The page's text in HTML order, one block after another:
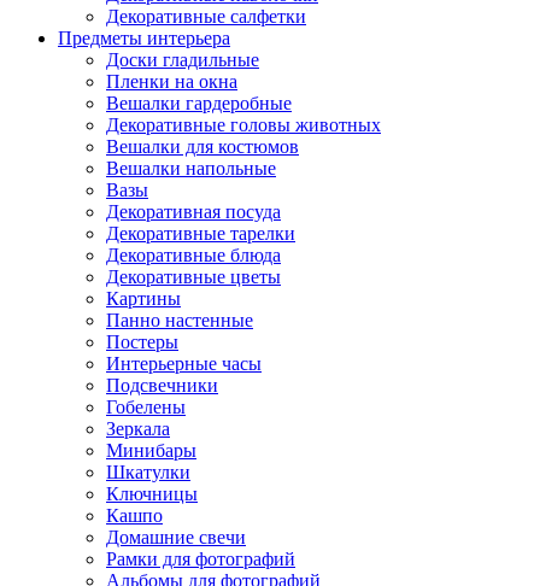
Декоративные салфетки
Предметы интерьера
Доски гладильные
Пленки на окна
Вешалки гардеробные
Декоративные головы животных
Вешалки для костюмов
Вешалки напольные
Вазы
Декоративная посуда
Декоративные тарелки
Декоративные блюда
Декоративные цветы
Картины
Панно настенные
Постеры
Интерьерные часы
Подсвечники
Гобелены
Зеркала
Минибары
Шкатулки
Ключницы
Кашпо
Домашние свечи
Рамки для фотографий
Альбомы для фотографий